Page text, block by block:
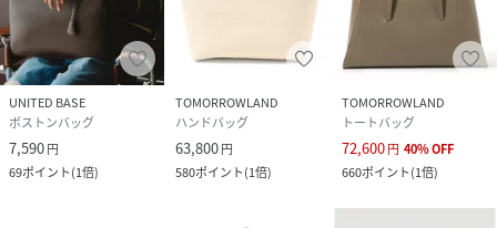
UNITED BASE
ボストンバッグ
7,590円
69ポイント(1倍)
TOMORROWLAND
ハンドバッグ
63,800円
580ポイント(1倍)
TOMORROWLAND
トートバッグ
72,600円 40%OFF
660ポイント(1倍)